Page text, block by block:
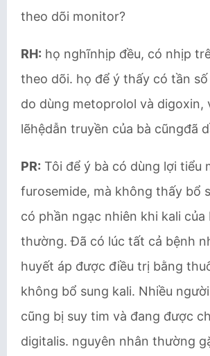
theo dõi monitor?
RH: họ nghĩnhịp đều, có nhịp
theo dõi. họ để ý thấy có tần
do dùng metoprolol và digoxin,
lẽhệdẫn truyền của bà cũngđã
PR: Tôi để ý bà có dùng lợi tiểu
furosemide, mà không thấy bổ
có phần ngạc nhiên khi kali của
thường. Đã có lúc tất cả bệnh
huyết áp được điều trị bằng
không bổ sung kali. Nhiều
cũng bị suy tim và đang được
digitalis. nguyên nhân thường